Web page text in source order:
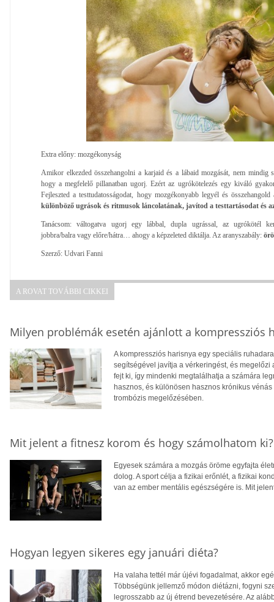
Extra előny: mozgékonyság
Amikor elkezded összehangolni a karjaid és a lábaid mozgását, nem
hogy a megfelelő pillanatban ugorj. Ezért az ugrókötelezés egy kiváló
Fejleszted a testtudatosságodat, hogy mozgékonyabb legyél és
különböző ugrások és ritmusok láncolatának, javítod a testtartásodat és
Tanácsom: váltogatva ugorj egy lábbal, dupla ugrással, az ugrókötél
jobbra/balra vagy előre/hátra… ahogy a képzeleted diktálja. Az aranyszabály:
Szerző: Udvari Fanni
A ROVAT TOVÁBBI CIKKEI
Milyen problémák esetén ajánlott a kompressziós
A kompressziós harisnya egy speciális
segítségével javítja a vérkeringést, és
fejt ki, így mindenki megtalálhatja a számára
hasznos, és különösen hasznos krónikus
trombózis megelőzésében.
Mit jelent a fitnesz korom és hogy számolhatom ki?
Egyesek számára a mozgás öröme egyfajta
dolog. A sport célja a fizikai erőnlét, a fizikai
van az ember mentális egészségére is. Mit
Hogyan legyen sikeres egy januári diéta?
Ha valaha tettél már újévi fogadalmat, akkor
Többségünk jellemző módon diétázni, fogyni
legrosszabb az új étrend bevezetésére. Az